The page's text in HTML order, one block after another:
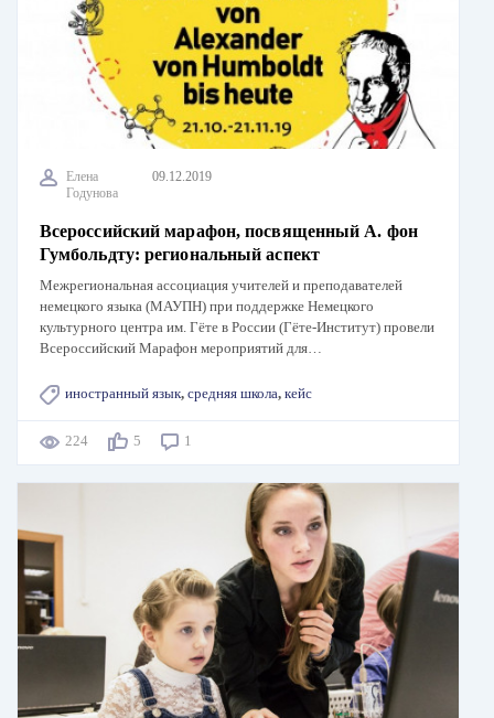
Елена
Годунова
09.12.2019
Всероссийский марафон, посвященный А. фон
Гумбольдту: региональный аспект
Межрегиональная ассоциация учителей и преподавателей
немецкого языка (МАУПН) при поддержке Немецкого
культурного центра им. Гёте в России (Гёте-Институт) провели
Всероссийский Марафон мероприятий для…
иностранный язык, средняя школа, кейс
224 5 1